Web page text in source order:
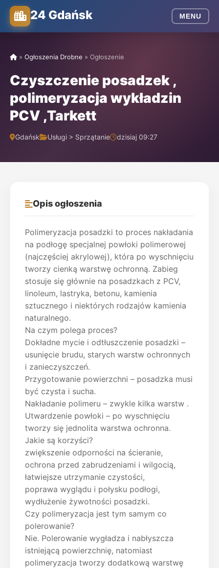
24 Gdańsk MENU
» Ogłoszenia Drobne » Ogłoszenie
Czyszczenie posadzek ,
polimeryzacja wykładzin
PCV ,Tarkett
Gdańsk Usługi > Sprzątanie dzisiaj 09:27
Opis ogłoszenia
Polimeryzacja posadzki to proces nakładania
na podłogę specjalnej powłoki polimerowej
(najczęściej akrylowej), która po wyschnięciu
tworzy cienką warstwę ochronną. Zabieg
stosuje się głównie na posadzkach z PCV,
linoleum, lastryka, betonu, kamienia
sztucznego i niektórych rodzajów kamienia
naturalnego.
Na czym polega proces?
Dokładne mycie i odtłuszczenie posadzki –
usunięcie brudu, starych warstw ochronnych
i zanieczyszczeń.
Przygotowanie powierzchni – posadzka musi
być czysta i sucha.
Nakładanie polimeru – zwykle kilka warstw .
Utwardzenie powłoki – po wyschnięciu
tworzy się jednolita warstwa ochronna.
Jakie są korzyści?
zwiększenie odporności na ścieranie,
ochrona przed zabrudzeniami i wilgocią,
łatwiejsze utrzymanie czystości,
poprawa wyglądu i połysku podłogi,
wydłużenie żywotności posadzki.
Czy polimeryzacja jest tym samym co
polerowanie?
Nie. Polerowanie wygładza i nabłyszcza
istniejącą powierzchnię, natomiast
polimeryzacja tworzy dodatkową warstwę